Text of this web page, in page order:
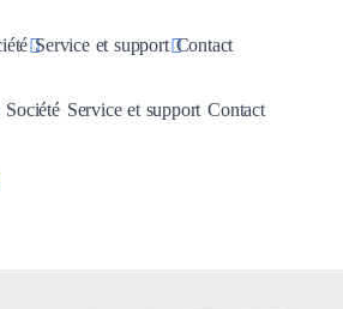
Dropdown
Toggle Dropdown
Service et supportToggle Dropdown
Contact
Toggle Dropdown
SociétéToggle Dropdown
Service et supportToggle Dropdown
Contact